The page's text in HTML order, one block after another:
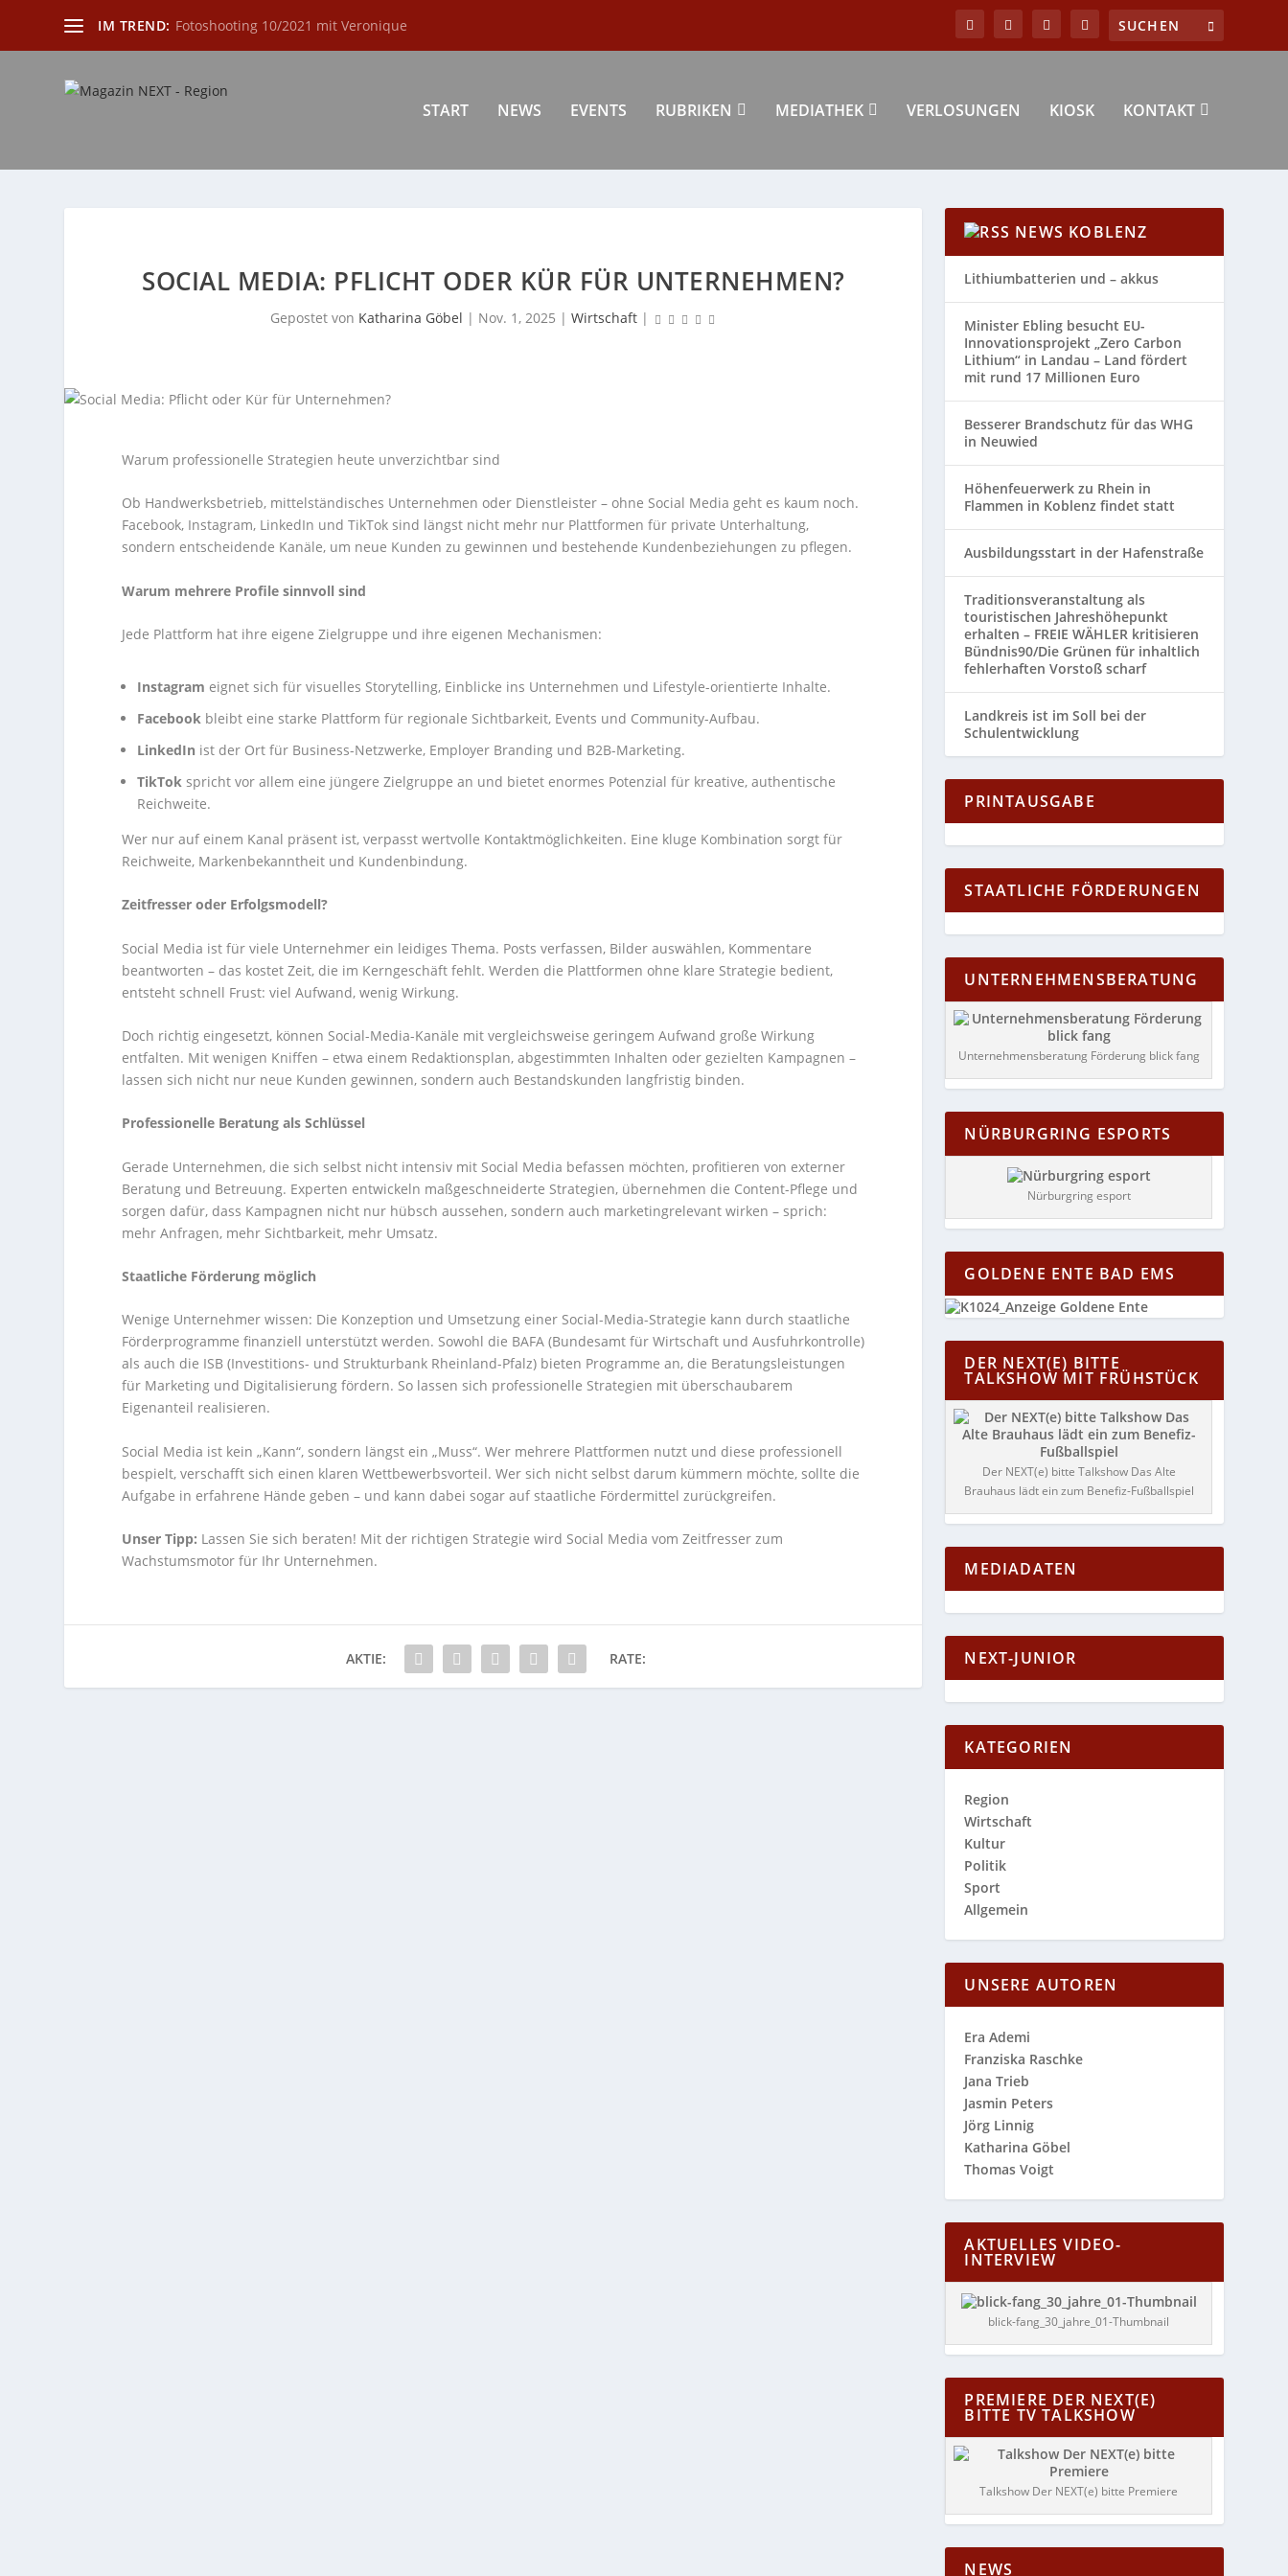
IM TREND: Fotoshooting 10/2021 mit Veronique
START NEWS EVENTS RUBRIKEN MEDIATHEK VERLOSUNGEN KIOSK KONTAKT
SOCIAL MEDIA: PFLICHT ODER KÜR FÜR UNTERNEHMEN?
Gepostet von Katharina Göbel | Nov. 1, 2025 |Wirtschaft |
Warum professionelle Strategien heute unverzichtbar sind
Ob Handwerksbetrieb, mittelständisches Unternehmen oder Dienstleister – ohne Social Media geht es kaum noch.
Facebook, Instagram, LinkedIn und TikTok sind längst nicht mehr nur Plattformen für private Unterhaltung,
sondern entscheidende Kanäle, um neue Kunden zu gewinnen und bestehende Kundenbeziehungen zu pflegen.
Warum mehrere Profile sinnvoll sind
Jede Plattform hat ihre eigene Zielgruppe und ihre eigenen Mechanismen:
Instagram eignet sich für visuelles Storytelling, Einblicke ins Unternehmen und Lifestyle-orientierte Inhalte.
Facebook bleibt eine starke Plattform für regionale Sichtbarkeit, Events und Community-Aufbau.
LinkedIn ist der Ort für Business-Netzwerke, Employer Branding und B2B-Marketing.
TikTok spricht vor allem eine jüngere Zielgruppe an und bietet enormes Potenzial für kreative, authentische
Reichweite.
Wer nur auf einem Kanal präsent ist, verpasst wertvolle Kontaktmöglichkeiten. Eine kluge Kombination sorgt für
Reichweite, Markenbekanntheit und Kundenbindung.
Zeitfresser oder Erfolgsmodell?
Social Media ist für viele Unternehmer ein leidiges Thema. Posts verfassen, Bilder auswählen, Kommentare
beantworten – das kostet Zeit, die im Kerngeschäft fehlt. Werden die Plattformen ohne klare Strategie bedient,
entsteht schnell Frust: viel Aufwand, wenig Wirkung.
Doch richtig eingesetzt, können Social-Media-Kanäle mit vergleichsweise geringem Aufwand große Wirkung
entfalten. Mit wenigen Kniffen – etwa einem Redaktionsplan, abgestimmten Inhalten oder gezielten Kampagnen –
lassen sich nicht nur neue Kunden gewinnen, sondern auch Bestandskunden langfristig binden.
Professionelle Beratung als Schlüssel
Gerade Unternehmen, die sich selbst nicht intensiv mit Social Media befassen möchten, profitieren von externer
Beratung und Betreuung. Experten entwickeln maßgeschneiderte Strategien, übernehmen die Content-Pflege und
sorgen dafür, dass Kampagnen nicht nur hübsch aussehen, sondern auch marketingrelevant wirken – sprich:
mehr Anfragen, mehr Sichtbarkeit, mehr Umsatz.
Staatliche Förderung möglich
Wenige Unternehmer wissen: Die Konzeption und Umsetzung einer Social-Media-Strategie kann durch staatliche
Förderprogramme finanziell unterstützt werden. Sowohl die BAFA (Bundesamt für Wirtschaft und Ausfuhrkontrolle)
als auch die ISB (Investitions- und Strukturbank Rheinland-Pfalz) bieten Programme an, die Beratungsleistungen
für Marketing und Digitalisierung fördern. So lassen sich professionelle Strategien mit überschaubarem
Eigenanteil realisieren.
Social Media ist kein „Kann“, sondern längst ein „Muss“. Wer mehrere Plattformen nutzt und diese professionell
bespielt, verschafft sich einen klaren Wettbewerbsvorteil. Wer sich nicht selbst darum kümmern möchte, sollte die
Aufgabe in erfahrene Hände geben – und kann dabei sogar auf staatliche Fördermittel zurückgreifen.
Unser Tipp: Lassen Sie sich beraten! Mit der richtigen Strategie wird Social Media vom Zeitfresser zum
Wachstumsmotor für Ihr Unternehmen.
AKTIE: RATE:
NEWS KOBLENZ
Lithiumbatterien und – akkus
Minister Ebling besucht EU-
Innovationsprojekt „Zero Carbon
Lithium“ in Landau – Land fördert
mit rund 17 Millionen Euro
Besserer Brandschutz für das WHG
in Neuwied
Höhenfeuerwerk zu Rhein in
Flammen in Koblenz findet statt
Ausbildungsstart in der Hafenstraße
Traditionsveranstaltung als
touristischen Jahreshöhepunkt
erhalten – FREIE WÄHLER kritisieren
Bündnis90/Die Grünen für inhaltlich
fehlerhaften Vorstoß scharf
Landkreis ist im Soll bei der
Schulentwicklung
PRINTAUSGABE
STAATLICHE FÖRDERUNGEN
UNTERNEHMENSBERATUNG
Unternehmensberatung Förderung blick fang
NÜRBURGRING ESPORTS
Nürburgring esport
GOLDENE ENTE BAD EMS
DER NEXT(E) BITTE
TALKSHOW MIT FRÜHSTÜCK
Der NEXT(e) bitte Talkshow Das Alte
Brauhaus lädt ein zum Benefiz-Fußballspiel
MEDIADATEN
NEXT-JUNIOR
KATEGORIEN
Region
Wirtschaft
Kultur
Politik
Sport
Allgemein
UNSERE AUTOREN
Era Ademi
Franziska Raschke
Jana Trieb
Jasmin Peters
Jörg Linnig
Katharina Göbel
Thomas Voigt
AKTUELLES VIDEO-
INTERVIEW
blick-fang_30_jahre_01-Thumbnail
PREMIERE DER NEXT(E)
BITTE TV TALKSHOW
Talkshow Der NEXT(e) bitte Premiere
NEWS